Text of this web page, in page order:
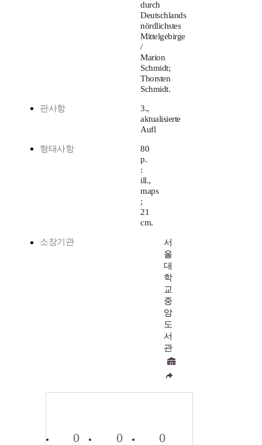
durch
Deutschlands
nördlichstes
Mittelgebirge
/
Marion
Schmidt;
Thorsten
Schmidt.
판사항
3.,
aktualisierte
Aufl
형태사항
80
p.
:
ill.,
maps
;
21
cm.
소장기관
서
울
대
학
교
중
앙
도
서
관
0 0 0